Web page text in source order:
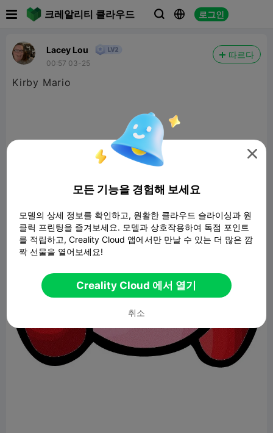
크레알리티 클라우드   로그인
Lacey Lou
00:57 03-25
따르다
Kirby Mario

모든 기능을 경험해 보세요
모델의 상세 정보를 확인하고, 원활한 클라우드 슬라이싱과 원
클릭 프린팅을 즐겨보세요. 모델과 상호작용하여 독점 포인트
를 적립하고, Creality Cloud 앱에서만 만날 수 있는 더 많은 깜
짝 선물을 열어보세요!
Creality Cloud 에서 열기
취소